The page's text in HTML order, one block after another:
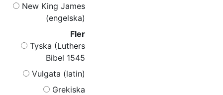
New King James
(engelska)
Fler
Tyska (Luthers
Bibel 1545
Vulgata (latin)
Grekiska